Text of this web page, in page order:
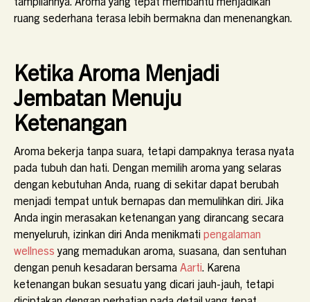
ruang sederhana terasa lebih bermakna dan menenangkan.
Ketika Aroma Menjadi
Jembatan Menuju
Ketenangan
Aroma bekerja tanpa suara, tetapi dampaknya terasa nyata
pada tubuh dan hati. Dengan memilih aroma yang selaras
dengan kebutuhan Anda, ruang di sekitar dapat berubah
menjadi tempat untuk bernapas dan memulihkan diri. Jika
Anda ingin merasakan ketenangan yang dirancang secara
menyeluruh, izinkan diri Anda menikmati pengalaman
wellness yang memadukan aroma, suasana, dan sentuhan
dengan penuh kesadaran bersama Aarti. Karena
ketenangan bukan sesuatu yang dicari jauh-jauh, tetapi